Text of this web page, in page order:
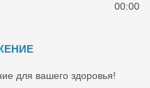
00:00
для вашего здоровья!